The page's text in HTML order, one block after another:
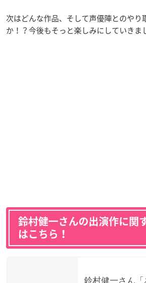
次はどんな作品、そして声優陣とのやり
か！？今後もそっと楽しみにしていきま
鈴村健一さんの出演作に関
はこちら！